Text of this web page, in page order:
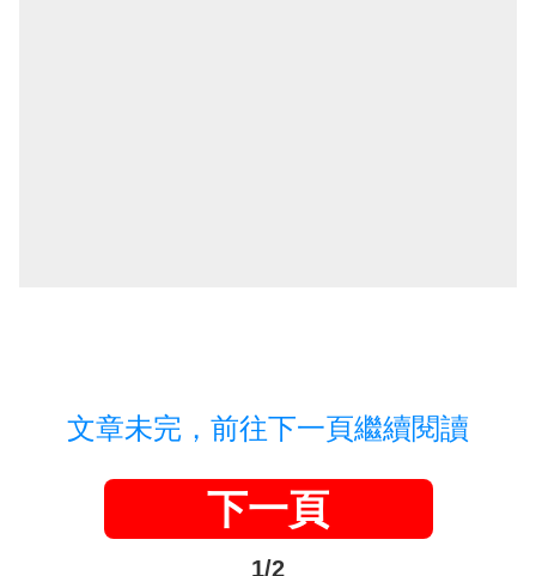
文章未完，前往下一頁繼續閱讀
下一頁
1/2